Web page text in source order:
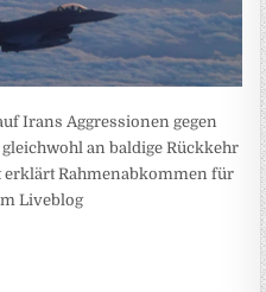
Irans Aggressionen gegen
an baldige Rückkehr
erklärt Rahmenabkommen für
Liveblog